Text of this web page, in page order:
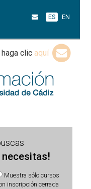
ES EN
clic aquí
necesitas!
Muestra sólo cursos
inscripción cerrada